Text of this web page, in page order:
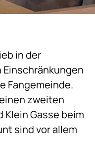
in der
Einschränkungen
Fangemeinde.
zweiten
Gasse beim
sind vor allem